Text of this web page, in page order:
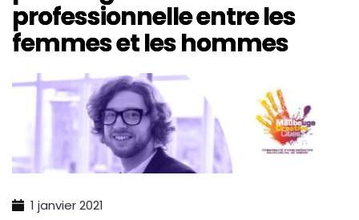
professionnelle entre les
femmes et les hommes
1 janvier 2021